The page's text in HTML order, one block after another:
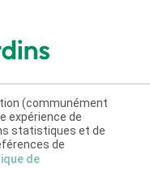
(communément
expérience de
statistiques et de
de
de